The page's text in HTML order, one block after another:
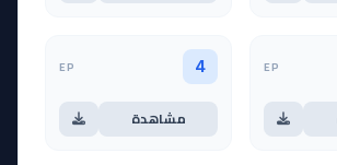
EP
4
EP
مشاهدة